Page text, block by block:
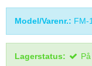
Model/Varenr.: FM-
Lagerstatus: